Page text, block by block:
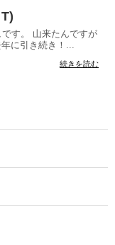
す。 山来たんですが
に引き続き！...
続きを読む